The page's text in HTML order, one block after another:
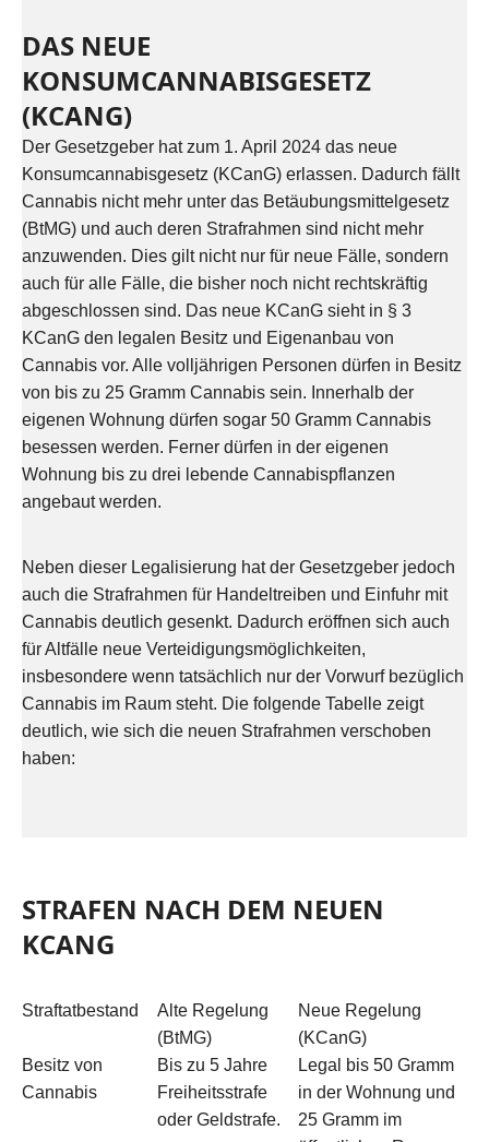
DAS NEUE
KONSUMCANNABISGESETZ
(KCANG)
Der Gesetzgeber hat zum 1. April 2024 das neue
Konsumcannabisgesetz (KCanG) erlassen. Dadurch fällt
Cannabis nicht mehr unter das Betäubungsmittelgesetz
(BtMG) und auch deren Strafrahmen sind nicht mehr
anzuwenden. Dies gilt nicht nur für neue Fälle, sondern
auch für alle Fälle, die bisher noch nicht rechtskräftig
abgeschlossen sind. Das neue KCanG sieht in § 3
KCanG den legalen Besitz und Eigenanbau von
Cannabis vor. Alle volljährigen Personen dürfen in Besitz
von bis zu 25 Gramm Cannabis sein. Innerhalb der
eigenen Wohnung dürfen sogar 50 Gramm Cannabis
besessen werden. Ferner dürfen in der eigenen
Wohnung bis zu drei lebende Cannabispflanzen
angebaut werden.
Neben dieser Legalisierung hat der Gesetzgeber jedoch
auch die Strafrahmen für Handeltreiben und Einfuhr mit
Cannabis deutlich gesenkt. Dadurch eröffnen sich auch
für Altfälle neue Verteidigungsmöglichkeiten,
insbesondere wenn tatsächlich nur der Vorwurf bezüglich
Cannabis im Raum steht. Die folgende Tabelle zeigt
deutlich, wie sich die neuen Strafrahmen verschoben
haben:
STRAFEN NACH DEM NEUEN
KCANG
Straftatbestand
Alte Regelung
(BtMG)
Neue Regelung
(KCanG)
Besitz von
Cannabis
Bis zu 5 Jahre
Freiheitsstrafe
oder Geldstrafe.
Legal bis 50 Gramm
in der Wohnung und
25 Gramm im